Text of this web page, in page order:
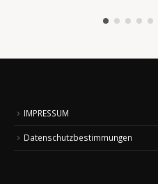
IMPRESSUM
Datenschutzbestimmungen